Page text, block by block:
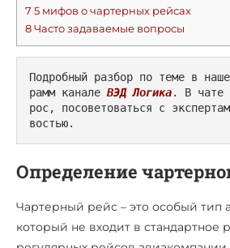
7 5 мифов о чартерных рейсах
8Часто задаваемые вопросы
Подробный разбор по теме в
рамм канале ВЭД Логика. В чате
рос, посоветоваться с
востью.
Определение
Чартерный рейс – это особый тип
который не входит в стандартное